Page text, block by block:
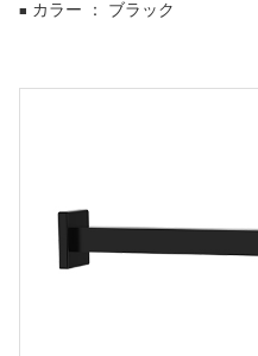
■ カラー ： ブラック